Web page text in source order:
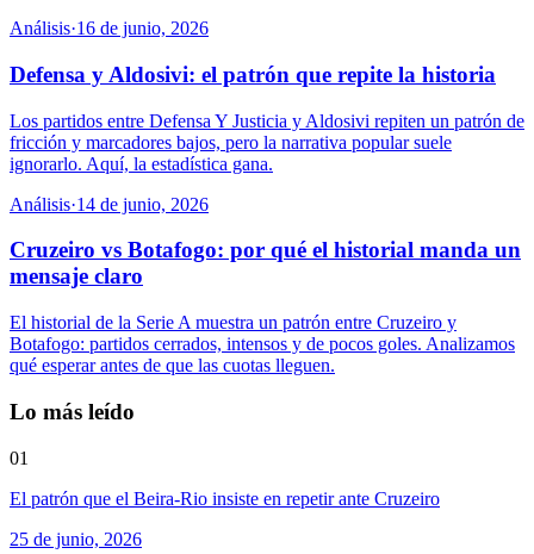
Análisis·16 de junio, 2026
Defensa y Aldosivi: el patrón que repite la historia
Los partidos entre Defensa Y Justicia y Aldosivi repiten un patrón de
fricción y marcadores bajos, pero la narrativa popular suele
ignorarlo. Aquí, la estadística gana.
Análisis·14 de junio, 2026
Cruzeiro vs Botafogo: por qué el historial manda un
mensaje claro
El historial de la Serie A muestra un patrón entre Cruzeiro y
Botafogo: partidos cerrados, intensos y de pocos goles. Analizamos
qué esperar antes de que las cuotas lleguen.
Lo más leído
01
El patrón que el Beira-Rio insiste en repetir ante Cruzeiro
25 de junio, 2026